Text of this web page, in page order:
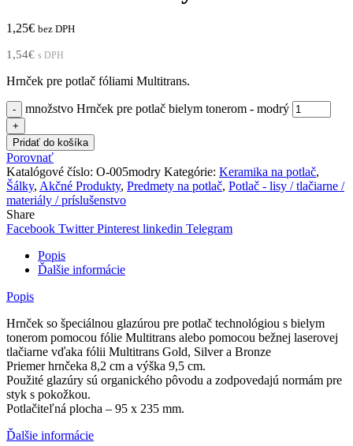
1,25€ bez DPH
1,54€ s DPH
Hrnček pre potlač fóliami Multitrans.
množstvo Hrnček pre potlač bielym tonerom - modrý
Pridať do košíka
Porovnať
Katalógové číslo: O-005modry Kategórie: Keramika na potlač,
Šálky, Akčné Produkty, Predmety na potlač, Potlač - lisy / tlačiarne /
materiály / príslušenstvo
Share
Facebook Twitter Pinterest linkedin Telegram
Popis
Ďalšie informácie
Popis
Hrnček so špeciálnou glazúrou pre potlač technológiou s bielym
tonerom pomocou fólie Multitrans alebo pomocou bežnej laserovej
tlačiarne vďaka fólii Multitrans Gold, Silver a Bronze
Priemer hrnčeka 8,2 cm a výška 9,5 cm.
Použité glazúry sú organického pôvodu a zodpovedajú normám pre
styk s pokožkou.
Potlačiteľná plocha – 95 x 235 mm.
Ďalšie informácie